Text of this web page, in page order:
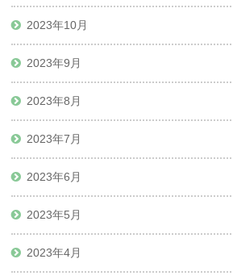
2023年10月
2023年9月
2023年8月
2023年7月
2023年6月
2023年5月
2023年4月